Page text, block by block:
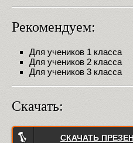
Рекомендуем:
Для учеников 1 класса
Для учеников 2 класса
Для учеников 3 класса
Скачать:
СКАЧАТЬ